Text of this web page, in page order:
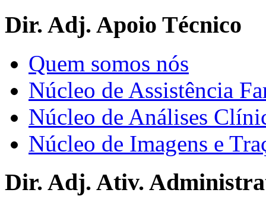
Dir. Adj. Apoio Técnico
Quem somos nós
Núcleo de Assistência
Núcleo de Análises
Núcleo de Imagens e
Dir. Adj. Ativ.